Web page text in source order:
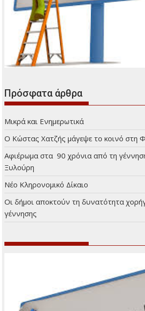
Πρόσφατα άρθρα
Μικρά και Ενημερωτικά
Ο Κώστας Χατζής μάγεψε το κοινό στη
Αφιέρωμα στα 90 χρόνια από τη
Ξυλούρη
Νέο Κληρονομικό Δίκαιο
Οι δήμοι αποκτούν τη δυνατότητα
γέννησης